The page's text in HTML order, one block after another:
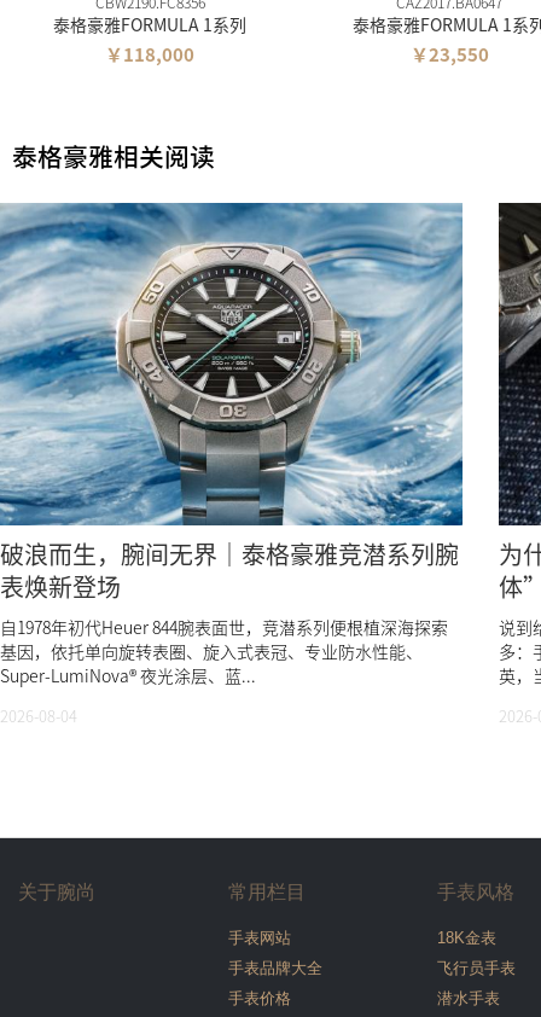
泰格豪雅FORMULA 1系列
￥118,000
泰格豪雅FORMULA 1系
￥23,550
泰格豪雅相关阅读
破浪而生，腕间无界｜泰格豪雅竞潜系列腕
表焕新登场
自1978年初代Heuer 844腕表面世，竞潜系列便根植深海探索
基因，依托单向旋转表圈、旋入式表冠、专业防水性能、
Super-LumiNova® 夜光涂层、蓝...
2026-08-04
为
体
说到
多：
英，
关于腕尚 常用栏目
手表网站
手表品牌大全
手表价格
手表风格
18K金表
飞行员手表
潜水手表